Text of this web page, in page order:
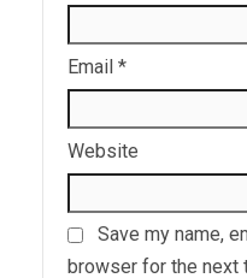
Email *
Website
Save my name,
browser for the next